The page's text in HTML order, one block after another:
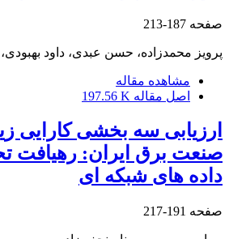
صفحه 187-213
پرویز محمدزاده، حسن عبدی، داود
مشاهده مقاله
اصل مقاله 197.56 K
ارزیابی سه بخشی
صنعت برق ایران: رهیافت
داده های شبکه ای
صفحه 191-217